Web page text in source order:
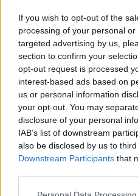
If you wish to opt-out of the
processing of your personal
targeted advertising by us,
section to confirm your
opt-out request is processed
interest-based ads based on
us or personal information
your opt-out. You may
disclosure of your personal
IAB’s list of downstream
also be disclosed by us to
Downstream Participants that
«Τουρισμός για
πρέπει να ξέρετε πριν
στις 7 Αυγούστου
Αντίστροφα μετράει ο χρόνος
δημοφιλή κοινωνικά
υπουργός Τουρισμού, Όλγα
πλατφόρμα για το πρόγραμμα
θα ανοίξει την Παρασκευή 7
φως» σε χιλιάδες νοικοκυριά να
διακοπές.
NEWSROOM/30 Ιουλ 2026